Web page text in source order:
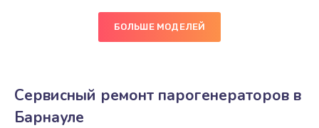
БОЛЬШЕ МОДЕЛЕЙ
Сервисный ремонт парогенераторов в
Барнауле